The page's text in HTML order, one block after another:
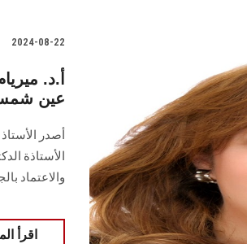
2024-08-22
أ.د.
عين
أصدر
الأستاذة
والاعتماد بالجامعة اعتباراً من 16/
اقرأ